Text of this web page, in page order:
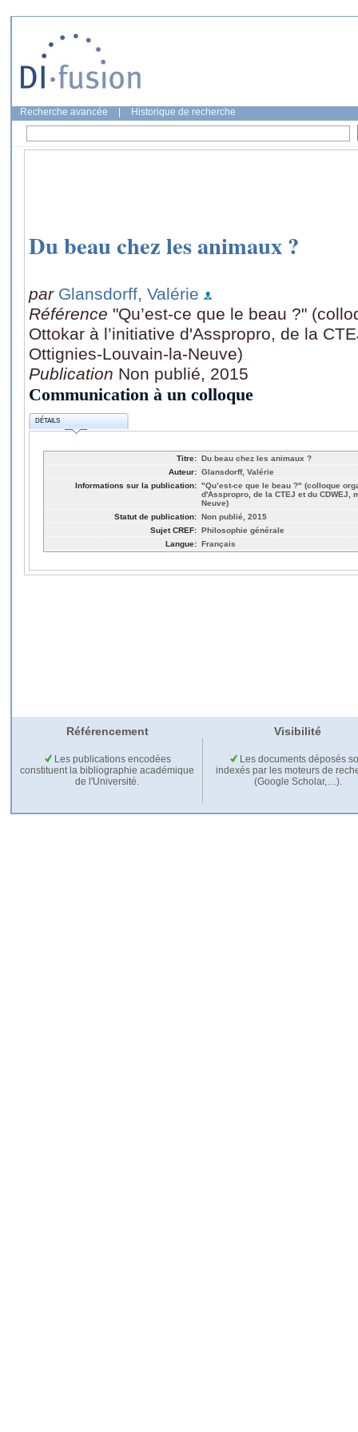
Recherche avancée Historique de recherche
Du beau chez les animaux ?
par Glansdorff, Valérie
Référence "Qu’est-ce que le beau ?"
Ottokar à l’initiative d'Asspropro, de la
Ottignies-Louvain-la-Neuve)
Publication Non publié, 2015
Communication à un colloque
DÉTAILS
Titre: Du beau chez les animaux ?
Auteur: Glansdorff, Valérie
Informations sur la publication: "Qu’est-ce que le beau ?" (colloque
d'Asspropro, de la CTEJ et du CDWEJ,
Neuve)
Statut de publication: Non publié, 2015
Sujet CREF: Philosophie générale
Langue: Français
Référencement Visibilité
Les publications encodées
constituent la bibliographie académique
de l'Université.
Les documents déposés
indexés par les moteurs de
(Google Scholar,…).